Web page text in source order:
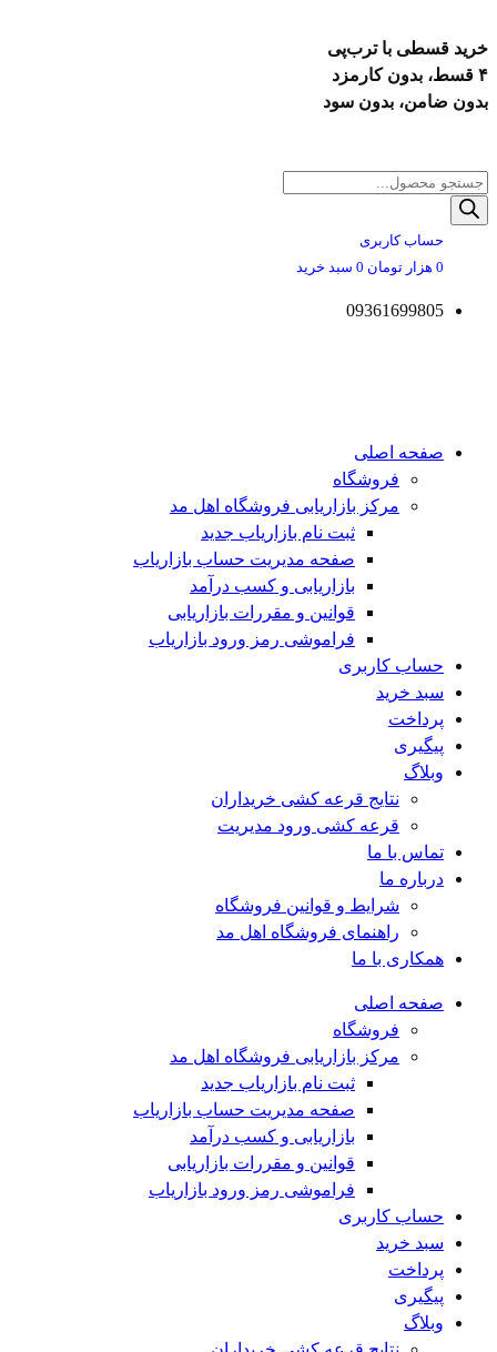
خرید قسطی با ترب‌پی
۴ قسط، بدون کارمزد
بدون ضامن، بدون سود
به
محتوا
Products
search
حساب کاربری
0 هزار تومان 0 سبد خرید
09361699805
صفحه اصلی
فروشگاه
مرکز بازاریابی فروشگاه اهل مد
ثبت نام بازاریاب جدید
صفحه مدیریت حساب بازاریاب
بازاریابی و کسب درآمد
قوانین و مقررات بازاریابی
فراموشی رمز ورود بازاریاب
حساب کاربری
سبد خرید
پرداخت
پیگیری
وبلاگ
نتایج قرعه کشی خریداران
قرعه کشی ورود مدیریت
تماس با ما
درباره ما
شرایط و قوانین فروشگاه
راهنمای فروشگاه اهل مد
همکاری با ما
صفحه اصلی
فروشگاه
مرکز بازاریابی فروشگاه اهل مد
ثبت نام بازاریاب جدید
صفحه مدیریت حساب بازاریاب
بازاریابی و کسب درآمد
قوانین و مقررات بازاریابی
فراموشی رمز ورود بازاریاب
حساب کاربری
سبد خرید
پرداخت
پیگیری
وبلاگ